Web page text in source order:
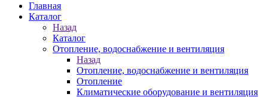
Главная
Каталог
Назад
Каталог
Отопление, водоснабжение и вентиляция
Назад
Отопление, водоснабжение и вентиляция
Отопление
Климатические оборудование и вентиляция